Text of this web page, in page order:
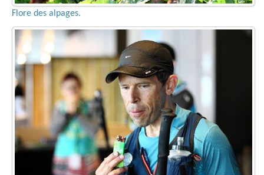
Flore des alpages.